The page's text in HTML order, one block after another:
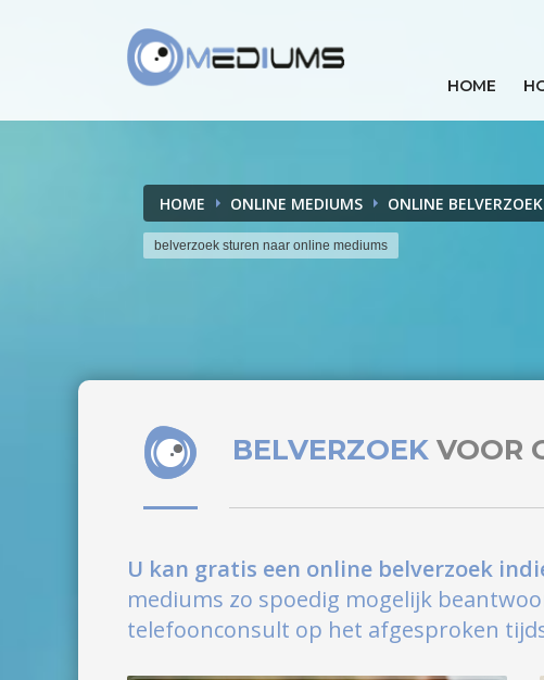
HOME
HOME ONLINE MEDIUMS ONLINE
belverzoek sturen naar online mediums
BELVERZOEK VOOR
U kan gratis een online belverzoek
mediums zo spoedig mogelijk
telefoonconsult op het afgesproken